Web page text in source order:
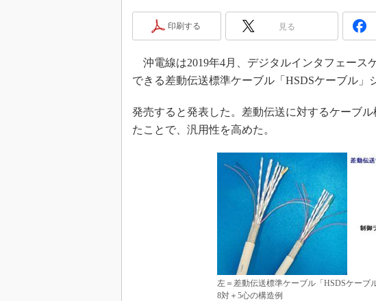
高速シリアル伝送技術講座
ズ編
座
Bluetooth mesh入門
「SPICEの仕組みとその活用設計」
最新記事一覧
計測器メーカーから見た5G
USB Type-Cの登場で評価試験はど
う変わる？
IoT時代の無線規格を知る【Thread
IoT時代の無線規格を知る【Z-Wave
編】
印刷する 見る
沖電線は2019年4月、デジタルインタフェース
できる差動伝送標準ケーブル「HSDSケーブル」
発売すると発表した。差動伝送に対するケーブ
たことで、汎用性を高めた。
左＝差動伝送標準ケーブル「HSDSケーブ
8対＋5心の構造例